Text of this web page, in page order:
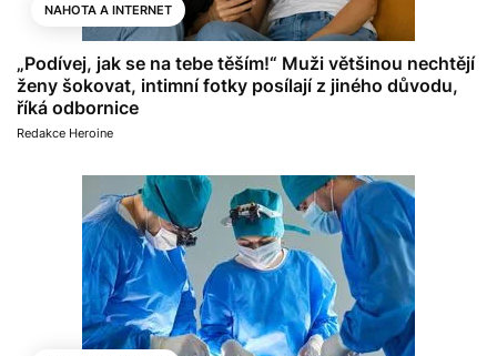
NAHOTA A INTERNET
„Podívej, jak se na tebe těším!“ Muži většinou nechtějí
ženy šokovat, intimní fotky posílají z jiného důvodu,
říká odbornice
Redakce Heroine